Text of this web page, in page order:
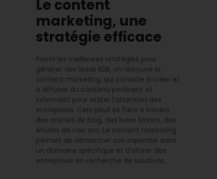
Le content
marketing, une
stratégie efficace
Parmi les meilleures stratégies pour
générer des leads B2B, on retrouve le
content marketing, qui consiste à créer et
à diffuser du contenu pertinent et
informatif pour attirer l’attention des
entreprises. Cela peut se faire à travers
des articles de blog, des livres blancs, des
études de cas, etc. Le content marketing
permet de démontrer son expertise dans
un domaine spécifique et d’attirer des
entreprises en recherche de solutions.